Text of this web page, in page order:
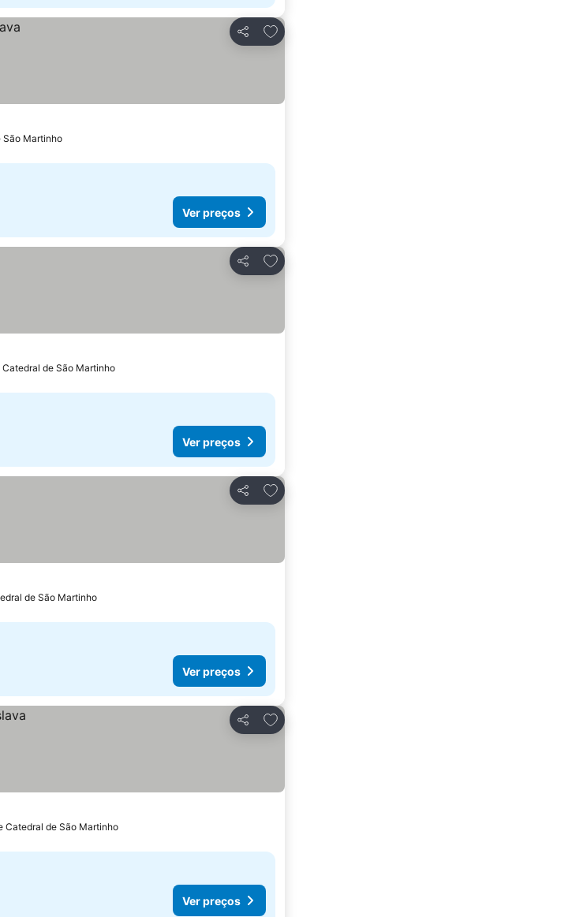
Partilhar
Adicionar aos favoritos
São Martinho
Ver preços
Partilhar
Adicionar aos favoritos
Catedral de São Martinho
Ver preços
Partilhar
Adicionar aos favoritos
de São Martinho
Ver preços
Partilhar
Adicionar aos favoritos
Catedral de São Martinho
Ver preços